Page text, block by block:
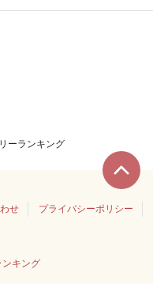
ーランキング
せ プライバシーポリシー
キング